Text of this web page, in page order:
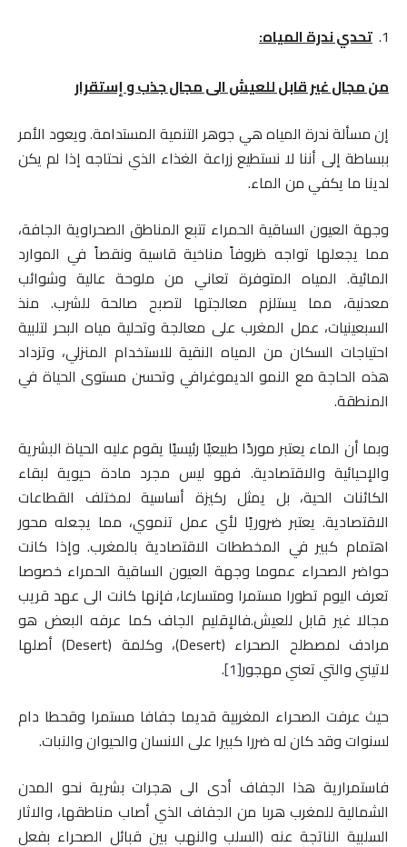
تحدي ندرة المياه:
من مجال غير قابل للعيش الى مجال جذب و إستقرار
إن مسألة ندرة المياه هي جوهر التنمية المستدامة. ويعود الأمر
ببساطة إلى أننا لا نستطيع زراعة الغذاء الذي نحتاجه إذا لم يكن
لدينا ما يكفي من الماء.
وجهة العيون الساقية الحمراء تتبع المناطق الصحراوية الجافة،
مما يجعلها تواجه ظروفاً مناخية قاسية ونقصاً في الموارد
المائية. المياه المتوفرة تعاني من ملوحة عالية وشوائب
معدنية، مما يستلزم معالجتها لتصبح صالحة للشرب. منذ
السبعينيات، عمل المغرب على معالجة وتحلية مياه البحر لتلبية
احتياجات السكان من المياه النقية للاستخدام المنزلي، وتزداد
هذه الحاجة مع النمو الديموغرافي وتحسن مستوى الحياة في
المنطقة.
وبما أن الماء يعتبر موردًا طبيعيًا رئيسيًا يقوم عليه الحياة البشرية
والإحيائية والاقتصادية. فهو ليس مجرد مادة حيوية لبقاء
الكائنات الحية، بل يمثل ركيزة أساسية لمختلف القطاعات
الاقتصادية. يعتبر ضروريًا لأي عمل تنموي، مما يجعله محور
اهتمام كبير في المخططات الاقتصادية بالمغرب. وإذا كانت
حواضر الصحراء عموما وجهة العيون الساقية الحمراء خصوصا
تعرف اليوم تطورا مستمرا ومتسارعا، فإنها كانت الى عهد قريب
مجالا غير قابل للعيش.فالإقليم الجاف كما عرفه البعض هو
مرادف لمصطلح الصحراء (Desert)، وكلمة (Desert) أصلها
لاتيني والتي تعني مهجور[1]
.
حيث عرفت الصحراء المغربية قديما جفافا مستمرا وقحطا دام
لسنوات وقد كان له ضررا كبيرا على الانسان والحيوان والنبات.
فاستمرارية هذا الجفاف أدى الى هجرات بشرية نحو المدن
الشمالية للمغرب هربا من الجفاف الذي أصاب مناطقها، والاثار
السلبية الناتجة عنه (السلب والنهب بين قبائل الصحراء بفعل